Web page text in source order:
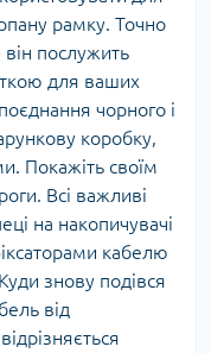
рамку. Точно
послужить
для ваших
чорного і
коробку,
Покажіть своїм
Всі важливі
на накопичувачі
кабелю
знову подівся
від